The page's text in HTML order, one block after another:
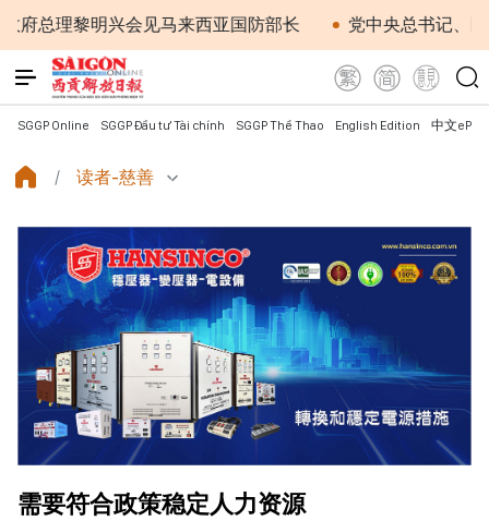
黎明兴会见马来西亚国防部长 党中央总书记、国家主
SGGP Online SGGP Đầu tư Tài chính SGGP Thể Thao English Edition 中文
读者-慈善
需要符合政策稳定人力资源